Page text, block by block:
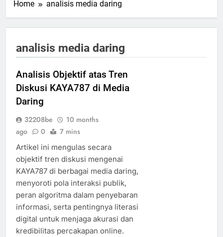
Home analisis media daring
analisis media daring
Analisis Objektif atas Tren
Diskusi KAYA787 di Media
Daring
32208be
10 months
ago
0 7 mins
Artikel ini mengulas secara
objektif tren diskusi mengenai
KAYA787 di berbagai media daring,
menyoroti pola interaksi publik,
peran algoritma dalam penyebaran
informasi, serta pentingnya literasi
digital untuk menjaga akurasi dan
kredibilitas percakapan online.